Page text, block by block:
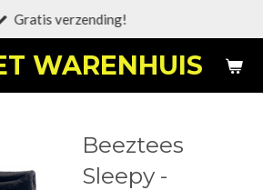
WARENHUIS
Gratis verzending!
Beeztees
Sleepy -